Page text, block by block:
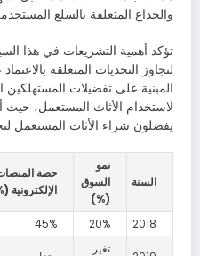
والخداع المتعلقة بالسلع
تؤكد أهمية التشريعات في هذا
لتجاوز التحديات المتعلقة
المبنية على تفضيلات المستهلكين
يفضلون شراء الأثاث المستعمل
السنة
نمو
السوق
(%)
حصة
الإلكترونية
2018
20%
45%
تغير